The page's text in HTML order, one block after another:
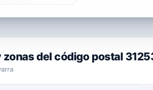
zonas del código postal